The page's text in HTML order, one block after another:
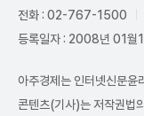
전화 : 02-767-1500
등록일자 : 2008년 01월
아주경제는 인터넷신문윤
콘텐츠(기사)는 저작권법